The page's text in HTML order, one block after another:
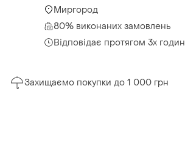
Миргород
80% виконаних замовлень
Відповідає протягом 3х годин
Захищаємо покупки до 1 000 грн